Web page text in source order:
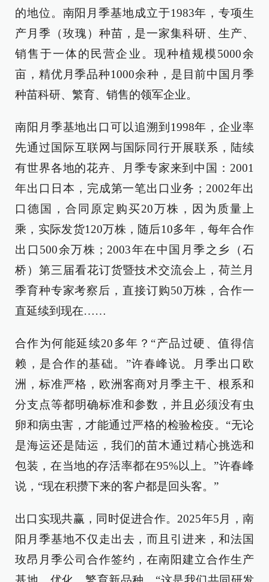
的地位。南阳月季基地成立于1983年，专项生
产月季（玫瑰）种苗，是一家集科研、生产、
销售于一体的民营企业。现种植规模5000余
亩，精优月季品种1000余种，是目前中国月季
种苗科研、繁育、销售的领军企业。
南阳月季基地出口可以追溯到1998年，企业率
先通过国际互联网与国际同行开展联系，陆续
有世界各地的花卉、月季专家来到中国：2001
年出口日本，完成第一笔出口业务；2002年出
口德国，合同原定购买20万株，因为质量上
乘，实际发货120万株，随后10多年，每年合作
出口500余万株；2003年在中国月季之乡（石
桥）第三届看花订货暨技术交流会上，荷兰月
季育种专家考察后，直接订购50万株，合作一
直延续到现在……
合作为何能延续20多年？“产品过硬、值得信
赖，是合作的基础。”许春峰说。月季出口欧
洲，标准严格，欧洲客商对月季主干、根系和
分支点等都明确标准和参数，并且必须没有虫
卵和病虫害，才能通过严格的检验检疫。“无论
是海运还是陆运，我们的苗木通过精心挑选和
包装，在当地的存活率都在95%以上。”许春峰
说，“现在积攒下来的客户都是回头客。”
出口实现共赢，同时促进合作。2025年5月，南
阳月季基地不仅走出去，而且引进来，和法国
玫昂月季公司合作签约，在南阳建立合作生产